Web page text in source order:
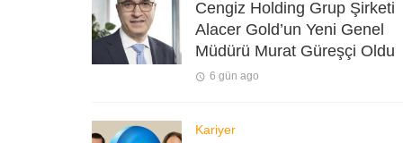
Cengiz Holding Grup Şirketi
Alacer Gold’un Yeni Genel
Müdürü Murat Güreşçi Oldu
6 gün ago
Kariyer